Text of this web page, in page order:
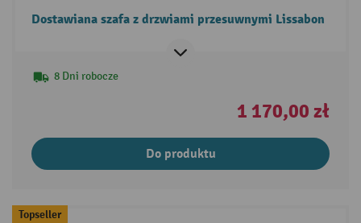
Dostawiana szafa z drzwiami przesuwnymi Lissabon
8 Dni robocze
1 170,00 zł
Do produktu
Topseller